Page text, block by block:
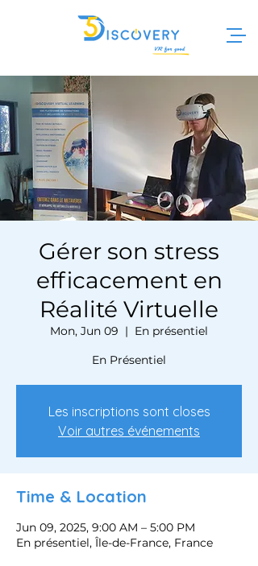
Gérer son stress
efficacement en
Réalité Virtuelle
Mon, Jun 09
  |
En présentiel
En Présentiel
Les inscriptions sont closes
Voir autres événements
Time & Location
Jun 09, 2025, 9:00 AM – 5:00 PM
En présentiel, Île-de-France, France